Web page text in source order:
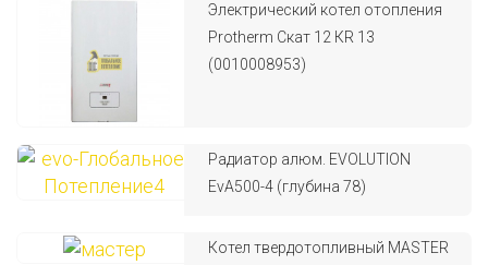
Электрический котел отопления
Protherm Скат 12 КR 13
(0010008953)
Радиатор алюм. EVOLUTION
EvA500-4 (глубина 78)
Котел твердотопливный MASTER